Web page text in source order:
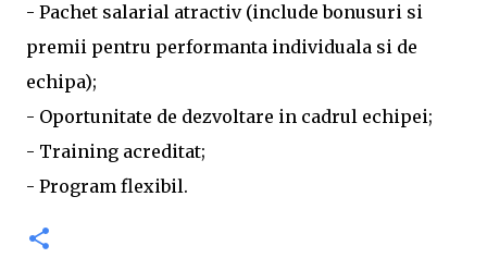
- Pachet salarial atractiv (include bonusuri si
premii pentru performanta individuala si de
echipa);
- Oportunitate de dezvoltare in cadrul echipei;
- Training acreditat;
- Program flexibil.